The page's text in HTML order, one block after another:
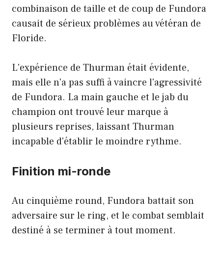
combinaison de taille et de coup de Fundora
causait de sérieux problèmes au vétéran de
Floride.
L'expérience de Thurman était évidente,
mais elle n'a pas suffi à vaincre l'agressivité
de Fundora. La main gauche et le jab du
champion ont trouvé leur marque à
plusieurs reprises, laissant Thurman
incapable d'établir le moindre rythme.
Finition mi-ronde
Au cinquième round, Fundora battait son
adversaire sur le ring, et le combat semblait
destiné à se terminer à tout moment.